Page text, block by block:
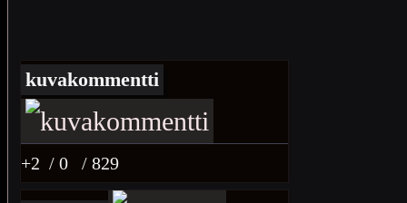
kuvakommentti
+2 / 0 / 829